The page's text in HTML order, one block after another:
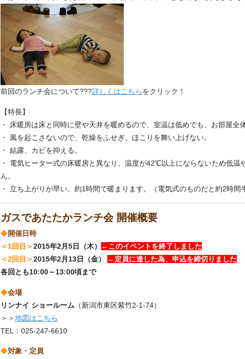
前回のランチ会について???詳しくはこちらをクリック！
【特長】
・ 床暖房は床と同時に壁や天井を暖めるので、室温は低めでも、お部屋全
・ 風を起こさないので、乾燥をふせぎ、ほこりを舞い上げない。
・ 結露、カビを抑える。
・ 電気ヒーター式の床暖房と異なり、温度が42℃以上にならないため低温
ん。
・ 立ち上がりが早い。約1時間で暖まります。（電気式のものだと約2時間
ガスであたたかランチ会 開催概要
◆開催日時
＜1回目＞2015年2月5日（木）
←このイベントを終了しました
＜2回目＞2015年2月13日（金）
←定員に達した為、申込を締切りました
各回とも10:00～13:00頃まで
◆会場
リンナイ ショールーム （新潟市東区紫竹2-1-74）
＞＞地図はこちら
TEL：025-247-6610
◆対象・ 定員